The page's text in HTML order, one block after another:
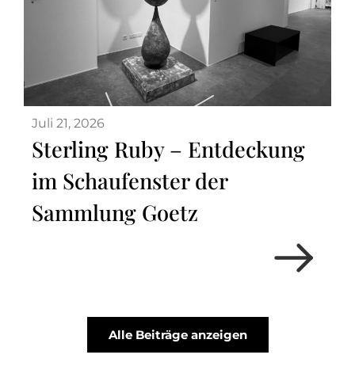
Juli 21, 2026
Sterling Ruby – Entdeckung
im Schaufenster der
Sammlung Goetz
Alle Beiträge anzeigen